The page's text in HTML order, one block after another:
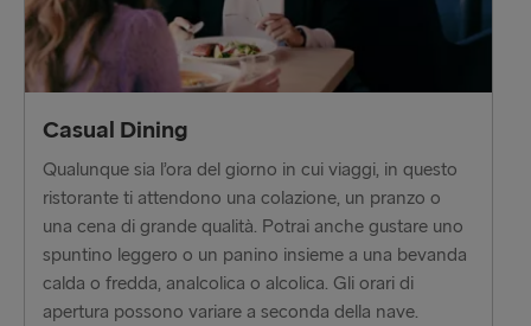
Hook of Holland → Harwich
Karlskrona → Gdynia
Kiel → Gothenburg
Liepāja → Travemünde
Liverpool → Belfast
Nynäshamn → Ventspils
Rosslare → Fishguard
Casual Dining
Qualunque sia l’ora del giorno in cui viaggi, in questo
ristorante ti attendono una colazione, un pranzo o
una cena di grande qualità. Potrai anche gustare uno
spuntino leggero o un panino insieme a una bevanda
calda o fredda, analcolica o alcolica. Gli orari di
apertura possono variare a seconda della nave.